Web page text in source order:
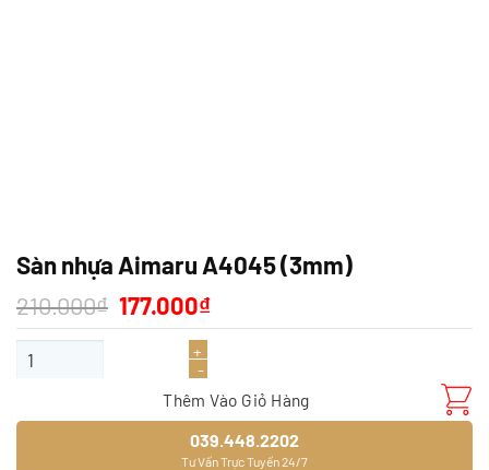
Sàn nhựa Aimaru A4045 (3mm)
210.000₫ Giá
gốc
là:
177.000₫Giá
hiện
tại
Sàn nhựa Aimaru A4045 (3mm) số lượng
Thêm Vào Giỏ Hàng
039.448.2202
Tư Vấn Trực Tuyến 24/7